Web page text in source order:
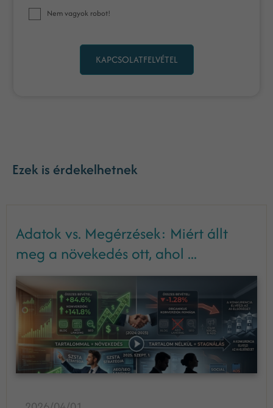
Nem vagyok robot!
KAPCSOLATFELVÉTEL
Ezek is érdekelhetnek
Adatok vs. Megérzések: Miért állt
meg a növekedés ott, ahol ...